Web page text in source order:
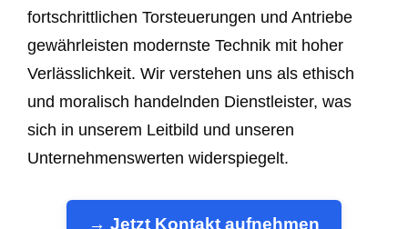
fortschrittlichen Torsteuerungen und Antriebe
gewährleisten modernste Technik mit hoher
Verlässlichkeit. Wir verstehen uns als ethisch
und moralisch handelnden Dienstleister, was
sich in unserem Leitbild und unseren
Unternehmenswerten widerspiegelt.
→ Jetzt Kontakt aufnehmen